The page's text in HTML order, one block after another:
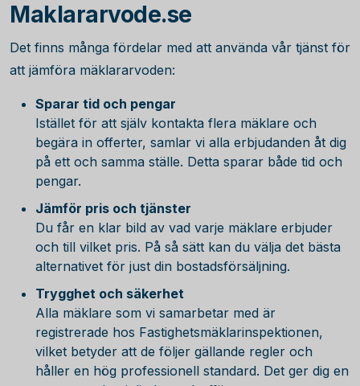
Maklararvode.se
Det finns många fördelar med att använda vår tjänst för
att jämföra mäklararvoden:
Sparar tid och pengar
Istället för att själv kontakta flera mäklare och
begära in offerter, samlar vi alla erbjudanden åt dig
på ett och samma ställe. Detta sparar både tid och
pengar.
Jämför pris och tjänster
Du får en klar bild av vad varje mäklare erbjuder
och till vilket pris. På så sätt kan du välja det bästa
alternativet för just din bostadsförsäljning.
Trygghet och säkerhet
Alla mäklare som vi samarbetar med är
registrerade hos Fastighetsmäklarinspektionen,
vilket betyder att de följer gällande regler och
håller en hög professionell standard. Det ger dig en